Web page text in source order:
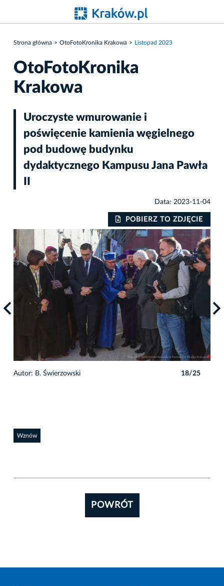
Strona główna OtoFotoKronika Krakowa Listopad 2023
OtoFotoKronika
Krakowa
Uroczyste wmurowanie i
poświęcenie kamienia węgielnego
pod budowę budynku
dydaktycznego Kampusu Jana Pawła
Data: 2023-11-04
POBIERZ TO ZDJĘCIE
Autor: B. Świerzowski 18/25
Wznów
POWRÓT